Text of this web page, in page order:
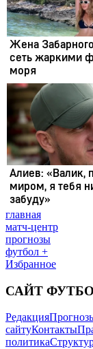
главная
матч-центр
прогнозы
футбол +
Избранное
САЙТ
Редакция
сайтуКонтакты
политика